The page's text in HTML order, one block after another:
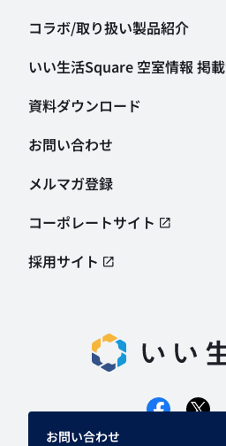
お問い合わせ
コラボ/取り扱い製品紹介
いい生活Square 空室情報 掲
資料ダウンロード
お問い合わせ
メルマガ登録
コーポレートサイト
採用サイト